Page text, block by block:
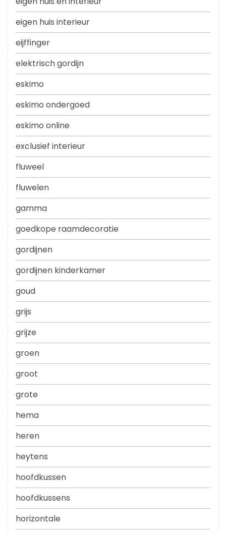
eigen huis interieur
eijffinger
elektrisch gordijn
eskimo
eskimo ondergoed
eskimo online
exclusief interieur
fluweel
fluwelen
gamma
goedkope raamdecoratie
gordijnen
gordijnen kinderkamer
goud
grijs
grijze
groen
groot
grote
hema
heren
heytens
hoofdkussen
hoofdkussens
horizontale